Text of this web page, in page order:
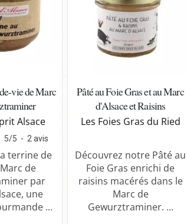
vie de Marc
Alsace
5/5 - 2 avis
terrine de
de
par
une
...
Pâté au Foie Gras et au Marc
d'Alsace et Raisins
Les Foies Gras du Ried
Découvrez notre Pâté au
Foie Gras enrichi de
raisins macérés dans le
Marc de
Gewurztraminer. ...